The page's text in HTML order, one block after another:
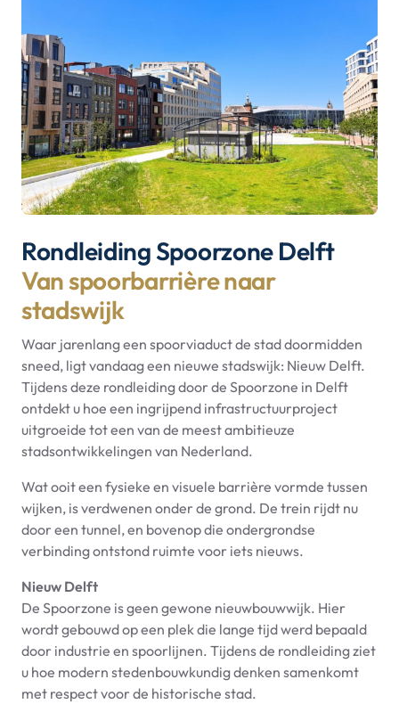
Rondleiding Spoorzone Delft
Van spoorbarrière naar
stadswijk
Waar jarenlang een spoorviaduct de stad doormidden
sneed, ligt vandaag een nieuwe stadswijk: Nieuw Delft.
Tijdens deze rondleiding door de Spoorzone in Delft
ontdekt u hoe een ingrijpend infrastructuurproject
uitgroeide tot een van de meest ambitieuze
stadsontwikkelingen van Nederland.
Wat ooit een fysieke en visuele barrière vormde tussen
wijken, is verdwenen onder de grond. De trein rijdt nu
door een tunnel, en bovenop die ondergrondse
verbinding ontstond ruimte voor iets nieuws.
Nieuw Delft
De Spoorzone is geen gewone nieuwbouwwijk. Hier
wordt gebouwd op een plek die lange tijd werd bepaald
door industrie en spoorlijnen. Tijdens de rondleiding ziet
u hoe modern stedenbouwkundig denken samenkomt
met respect voor de historische stad.